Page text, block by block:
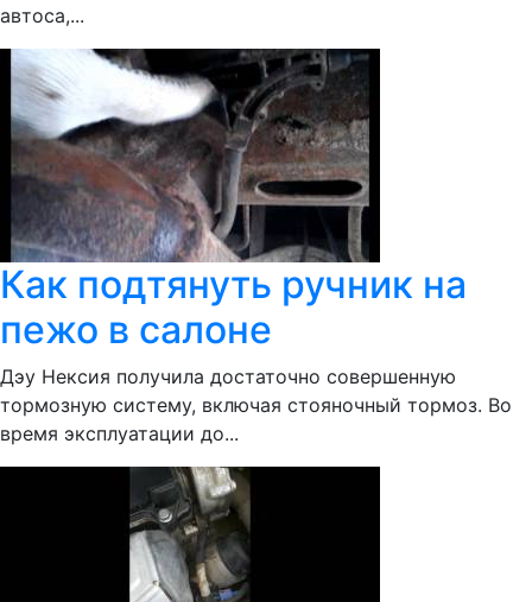
автоса,...
Как подтянуть ручник на
пежо в салоне
Дэу Нексия получила достаточно совершенную
тормозную систему, включая стояночный тормоз. Во
время эксплуатации до...